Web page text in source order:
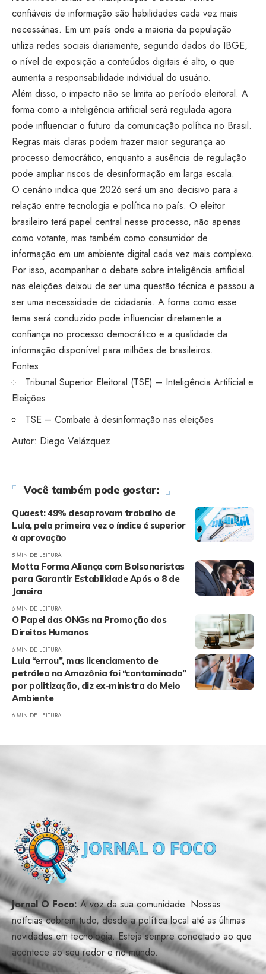
confiáveis de informação são habilidades cada vez mais
necessárias. Em um país onde a maioria da população
utiliza redes sociais diariamente, segundo dados do IBGE,
o nível de exposição a conteúdos digitais é alto, o que
aumenta a responsabilidade individual do usuário.
Além disso, o impacto não se limita ao período eleitoral. A
forma como a inteligência artificial será regulada agora
pode influenciar o futuro da comunicação política no Brasil.
Regras mais claras podem trazer maior segurança ao
processo democrático, enquanto a ausência de regulação
pode ampliar riscos de desinformação em larga escala.
O cenário indica que 2026 será um ano decisivo para a
relação entre tecnologia e política no país. O eleitor
brasileiro terá papel central nesse processo, não apenas
como votante, mas também como consumidor de
informação em um ambiente digital cada vez mais complexo.
Por isso, acompanhar o debate sobre inteligência artificial
nas eleições deixou de ser uma questão técnica e passou a
ser uma necessidade de cidadania. A forma como esse
tema será conduzido pode influenciar diretamente a
confiança no processo democrático e a qualidade da
informação disponível para milhões de brasileiros.
Fontes:
Tribunal Superior Eleitoral (TSE) – Inteligência Artificial e
Eleições
TSE – Combate à desinformação nas eleições
Autor: Diego Velázquez
Você também pode gostar:
Quaest: 49% desaprovam trabalho de
Lula, pela primeira vez o índice é superior
à aprovação
5 MIN DE LEITURA
Motta Forma Aliança com Bolsonaristas
para Garantir Estabilidade Após o 8 de
Janeiro
6 MIN DE LEITURA
O Papel das ONGs na Promoção dos
Direitos Humanos
6 MIN DE LEITURA
Lula “errou”, mas licenciamento de
petróleo na Amazônia foi “contaminado”
por politização, diz ex-ministra do Meio
Ambiente
6 MIN DE LEITURA
Jornal O Foco: A voz da sua comunidade. Nossas
notícias cobrem tudo, desde a política local até as últimas
novidades em tecnologia. Esteja sempre conectado ao que
acontece ao seu redor e no mundo.